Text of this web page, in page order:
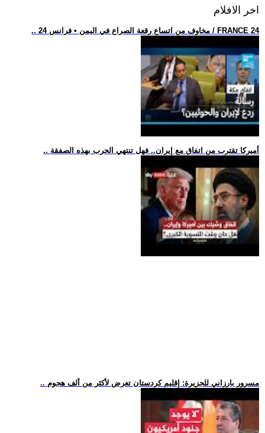
اخر الافلام
.. مخاوف من اتساع رقعة الصراع في اليمن • فرانس 24 / FRANCE 24
.. أميركا تقترب من اتفاق مع إيران.. فهل تنتهي الحرب بهذه الصفقة
.. مسرور بارزاني للجزيرة: إقليم كردستان تعرض لأكثر من ألف هجوم